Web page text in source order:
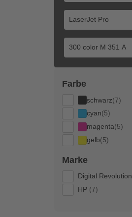
Farbe
schwarz(7)
cyan(5)
magenta(5)
gelb(5)
Marke
Digital Revolution
HP (7)